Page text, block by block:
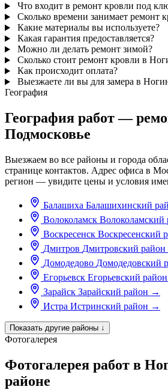
Что входит в ремонт кровли под
Сколько времени занимает ремонт
Какие материалы вы используете?
Какая гарантия предоставляется?
Можно ли делать ремонт зимой?
Сколько стоит ремонт кровли в
Как происходит оплата?
Выезжаете ли вы для замера в
География
География работ —
Подмосковье
Выезжаем во все районы и города
странице контактов. Адрес офиса в
регион — увидите цены и условия
Балашиха Балашихинский
Волоколамск Волоколамский
Воскресенск Воскресенский
Дмитров Дмитровский район
Домодедово Домодедовский
Егорьевск Егорьевский район
Зарайск Зарайский район →
Истра Истринский район →
Показать другие районы ↓
Фотогалерея
Фотогалерея работ в
районе